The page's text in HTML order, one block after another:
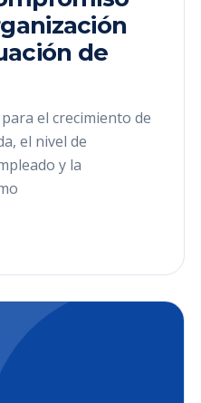
de
el crecimiento de
el nivel de
y la